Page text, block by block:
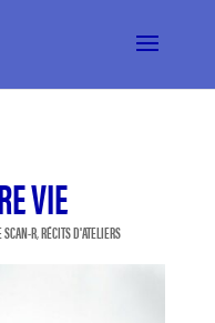
VIE
R,RÉCITS D'ATELIERS